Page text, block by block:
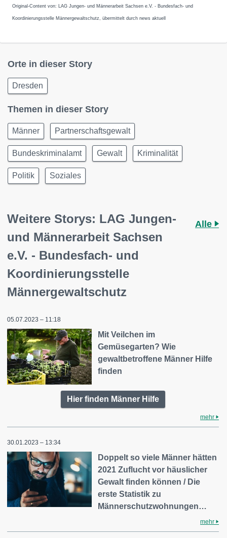
Original-Content von: LAG Jungen- und Männerarbeit Sachsen e.V. - Bundesfach- und
Koordinierungsstelle Männergewaltschutz, übermittelt durch news aktuell
Orte in dieser Story
Dresden
Themen in dieser Story
Männer Partnerschaftsgewalt
Bundeskriminalamt Gewalt Kriminalität
Politik Soziales
Weitere Storys: LAG Jungen-
und Männerarbeit Sachsen
e.V. - Bundesfach- und
Koordinierungsstelle
Männergewaltschutz
Alle
05.07.2023 – 11:18
Mit Veilchen im
Gemüsegarten? Wie
gewaltbetroffene Männer Hilfe
finden
Hier finden Männer Hilfe
mehr
30.01.2023 – 13:34
Doppelt so viele Männer hätten
2021 Zuflucht vor häuslicher
Gewalt finden können / Die
erste Statistik zu
Männerschutzwohnungen…
mehr